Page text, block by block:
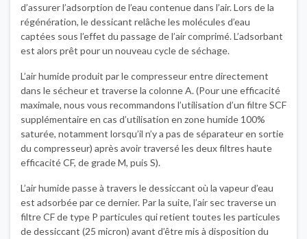
d’assurer l’adsorption de l’eau contenue dans l’air. Lors de la
régénération, le dessicant relâche les molécules d’eau
captées sous l’effet du passage de l’air comprimé. L’adsorbant
est alors prêt pour un nouveau cycle de séchage.
L’air humide produit par le compresseur entre directement
dans le sécheur et traverse la colonne A. (Pour une efficacité
maximale, nous vous recommandons l’utilisation d’un filtre SCF
supplémentaire en cas d’utilisation en zone humide 100%
saturée, notamment lorsqu’il n’y a pas de séparateur en sortie
du compresseur) après avoir traversé les deux filtres haute
efficacité CF, de grade M, puis S).
L’air humide passe à travers le dessiccant où la vapeur d’eau
est adsorbée par ce dernier. Par la suite, l’air sec traverse un
filtre CF de type P particules qui retient toutes les particules
de dessiccant (25 micron) avant d’être mis à disposition du